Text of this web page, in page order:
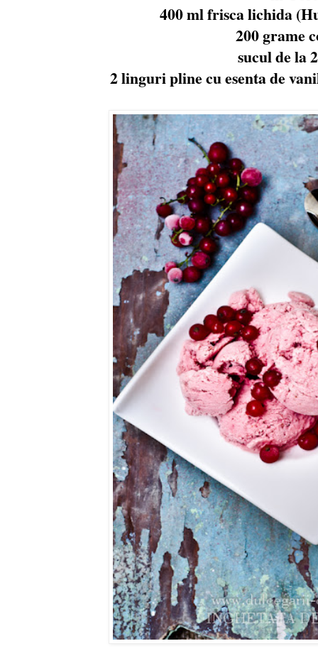
400 ml frisca lichida
200 grame
sucul de la
2 linguri pline cu esenta de